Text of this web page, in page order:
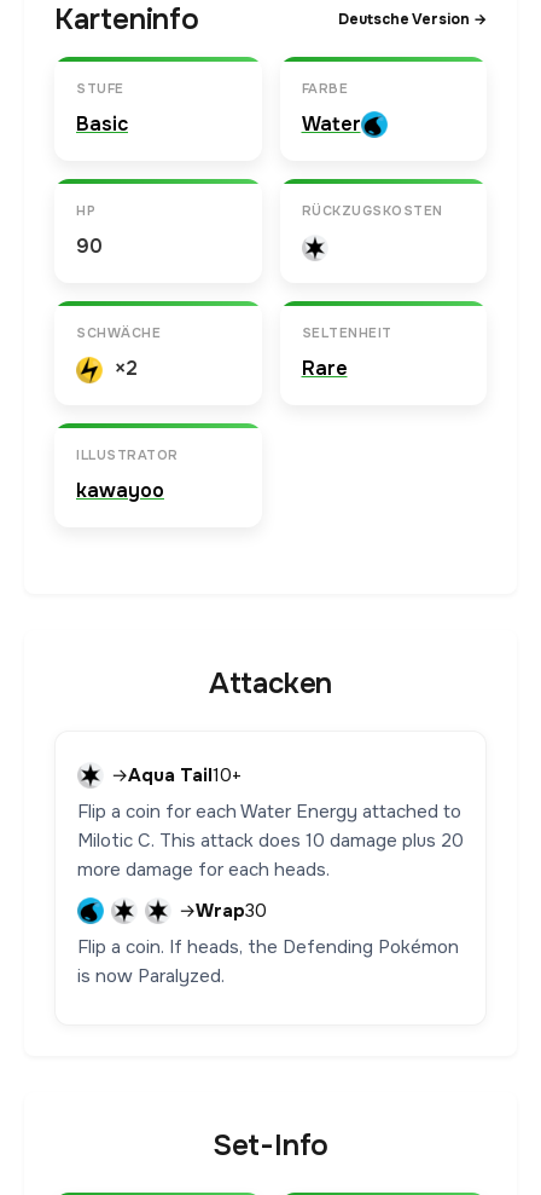
Karteninfo Deutsche Version →
STUFE
Basic
FARBE
Water
HP
90
RÜCKZUGSKOSTEN
SCHWÄCHE
×2
SELTENHEIT
Rare
ILLUSTRATOR
kawayoo
Attacken
→Aqua Tail10+
Flip a coin for each Water Energy attached to
Milotic C. This attack does 10 damage plus 20
more damage for each heads.
→Wrap30
Flip a coin. If heads, the Defending Pokémon
is now Paralyzed.
Set-Info